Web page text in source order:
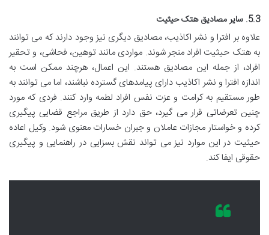
5.3. سایر مصادیق هتک حیثیت
علاوه بر افترا و نشر اکاذیب، مصادیق دیگری نیز وجود دارند که می توانند
به هتک حیثیت افراد منجر شوند. مواردی مانند توهین، فحاشی، و تحقیر
افراد، از جمله این مصادیق هستند. این اعمال، هرچند ممکن است به
اندازه افترا و نشر اکاذیب دارای پیامدهای گسترده نباشند، اما می توانند به
طور مستقیم به کرامت و عزت نفس افراد لطمه وارد کنند. فردی که مورد
چنین تعرضاتی قرار می گیرد، حق دارد از طریق مراجع قضایی پیگیری
کرده و خواستار مجازات عاملان و جبران خسارات معنوی شود. وکیل اعاده
حیثیت در این موارد نیز می تواند نقش بسزایی در راهنمایی و پیگیری
حقوقی ایفا کند.